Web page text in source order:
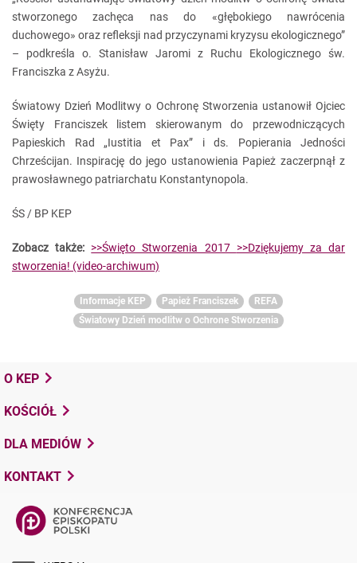
stworzonego zachęca nas do «głębokiego nawrócenia
duchowego» oraz refleksji nad przyczynami kryzysu ekologicznego”
– podkreśla o. Stanisław Jaromi z Ruchu Ekologicznego św.
Franciszka z Asyżu.
Światowy Dzień Modlitwy o Ochronę Stworzenia ustanowił Ojciec
Święty Franciszek listem skierowanym do przewodniczących
Papieskich Rad „Iustitia et Pax” i ds. Popierania Jedności
Chrześcijan. Inspirację do jego ustanowienia Papież zaczerpnął z
prawosławnego patriarchatu Konstantynopola.
ŚS / BP KEP
Zobacz także: >>Święto Stworzenia 2017 >>Dziękujemy za dar
stworzenia! (video-archiwum)
Informacje KEP Papież Franciszek
REFA
Światowy Dzień modlitw o Ochrone Stworzenia
O KEP
KOŚCIÓŁ
DLA MEDIÓW
KONTAKT